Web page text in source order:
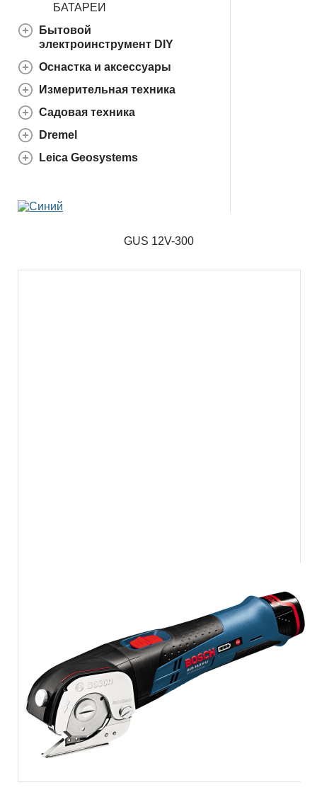
БАТАРЕИ
Бытовой
электроинструмент DIY
Оснастка и аксессуары
Измерительная техника
Садовая техника
Dremel
Leica Geosystems
GUS 12V-300